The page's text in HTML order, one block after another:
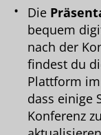
Die
bequem
nach der
findest du
Plattform im
dass einige
Konferenz